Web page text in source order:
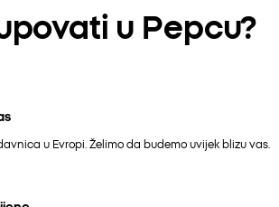
u Pepcu?
u Evropi. Želimo da budemo uvijek blizu vas.